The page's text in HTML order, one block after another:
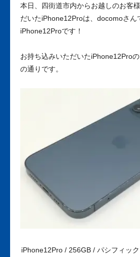
本日、四街道市内からお越しのお客
だいたiPhone12Proは、docomoさん
iPhone12Proです！
お持ち込みいただいたiPhone12Pro
の通りです。
iPhone12Pro / 256GB / パシフィッ